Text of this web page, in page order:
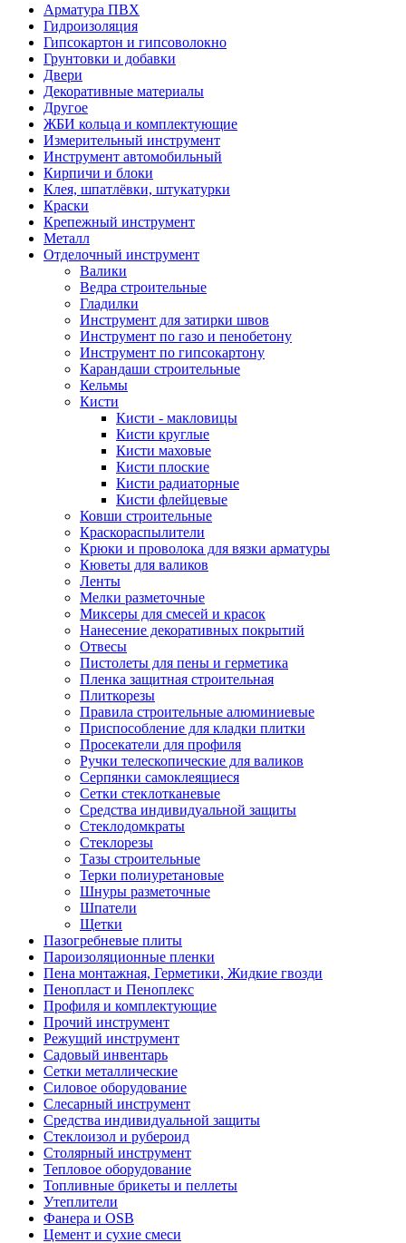
Арматура ПВХ
Гидроизоляция
Гипсокартон и гипсоволокно
Грунтовки и добавки
Двери
Декоративные материалы
Другое
ЖБИ кольца и комплектующие
Измерительный инструмент
Инструмент автомобильный
Кирпичи и блоки
Клея, шпатлёвки, штукатурки
Краски
Крепежный инструмент
Металл
Отделочный инструмент
Валики
Ведра строительные
Гладилки
Инструмент для затирки швов
Инструмент по газо и пенобетону
Инструмент по гипсокартону
Карандаши строительные
Кельмы
Кисти
Кисти - макловицы
Кисти круглые
Кисти маховые
Кисти плоские
Кисти радиаторные
Кисти флейцевые
Ковши строительные
Краскораспылители
Крюки и проволока для вязки арматуры
Кюветы для валиков
Ленты
Мелки разметочные
Миксеры для смесей и красок
Нанесение декоративных покрытий
Отвесы
Пистолеты для пены и герметика
Пленка защитная строительная
Плиткорезы
Правила строительные алюминиевые
Приспособление для кладки плитки
Просекатели для профиля
Ручки телескопические для валиков
Серпянки самоклеящиеся
Сетки стеклотканевые
Средства индивидуальной защиты
Стеклодомкраты
Стеклорезы
Тазы строительные
Терки полиуретановые
Шнуры разметочные
Шпатели
Щетки
Пазогребневые плиты
Пароизоляционные пленки
Пена монтажная, Герметики, Жидкие гвозди
Пенопласт и Пеноплекс
Профиля и комплектующие
Прочий инструмент
Режущий инструмент
Садовый инвентарь
Сетки металлические
Силовое оборудование
Слесарный инструмент
Средства индивидуальной защиты
Стеклоизол и рубероид
Столярный инструмент
Тепловое оборудование
Топливные брикеты и пеллеты
Утеплители
Фанера и OSB
Цемент и сухие смеси